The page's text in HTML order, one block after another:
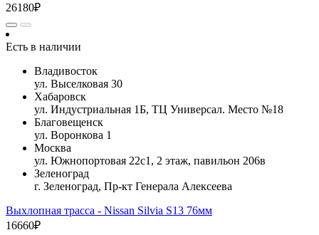
26180₽
Есть в наличии
Владивосток
ул. Выселковая 30
Хабаровск
ул. Индустриальная 1Б, ТЦ Универсал. Место №18
Благовещенск
ул. Воронкова 1
Москва
ул. Южнопортовая 22с1, 2 этаж, павильон 206в
Зеленоград
г. Зеленоград, Пр-кт Генерала Алексеева
Выхлопная трасса - Nissan Silvia S13 76мм
16660₽